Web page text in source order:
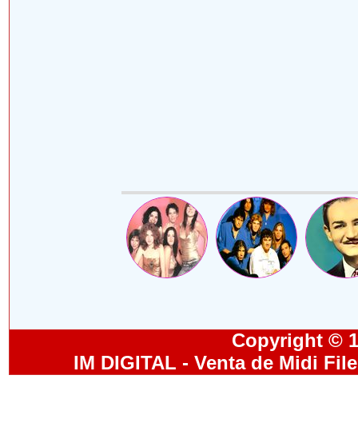
Copyright ©
IM DIGITAL - Venta de Midi